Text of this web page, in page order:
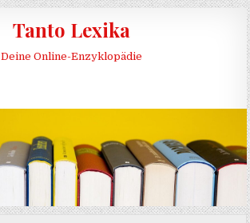
Tanto Lexika
Deine Online-Enzyklopädie